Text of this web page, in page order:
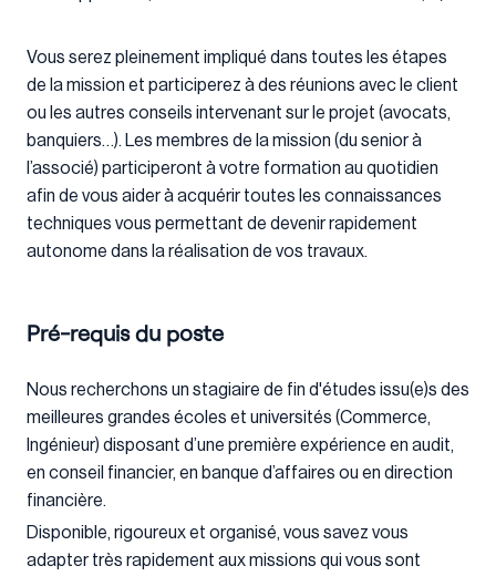
Vous serez pleinement impliqué dans toutes les étapes
de la mission et participerez à des réunions avec le client
ou les autres conseils intervenant sur le projet (avocats,
banquiers…). Les membres de la mission (du senior à
l’associé) participeront à votre formation au quotidien
afin de vous aider à acquérir toutes les connaissances
techniques vous permettant de devenir rapidement
autonome dans la réalisation de vos travaux.
Pré-requis du poste
Nous recherchons un stagiaire de fin d'études issu(e)s des
meilleures grandes écoles et universités (Commerce,
Ingénieur) disposant d’une première expérience en audit,
en conseil financier, en banque d’affaires ou en direction
financière.
Disponible, rigoureux et organisé, vous savez vous
adapter très rapidement aux missions qui vous sont